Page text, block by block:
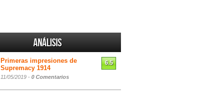
Análisis
Primeras impresiones de
Supremacy 1914
11/05/2019 - 0 Comentarios
6.5